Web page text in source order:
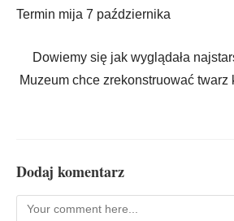
Termin mija 7 października
Dowiemy się jak wyglądała
Muzeum chce zrekonstruować twarz
Dodaj komentarz